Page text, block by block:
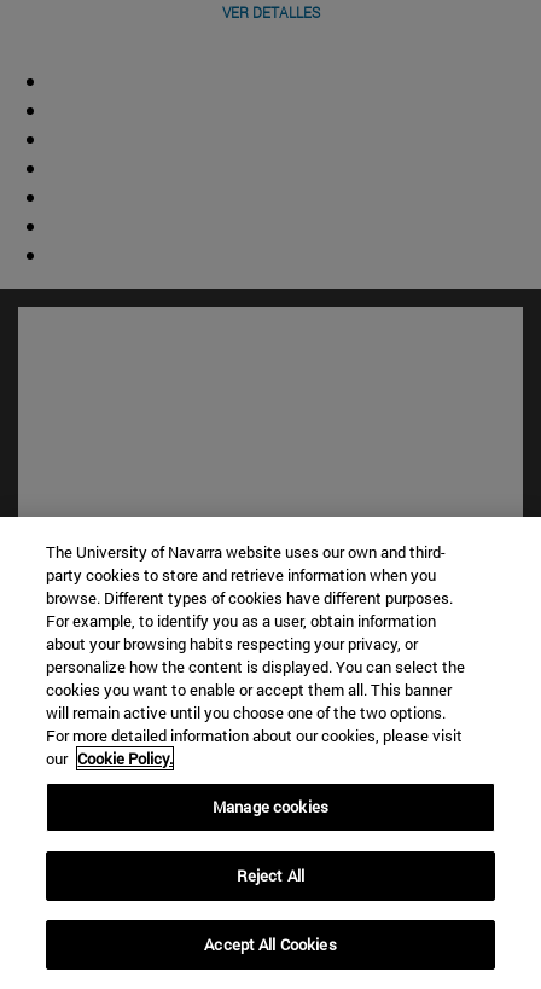
VER DETALLES
Accesos directos
Biblioteca(abre en nueva ventana)
Mi correo(abre en nueva ventana)
Aula virtual ADI(abre en nueva ventana)
Búsqueda de personas(abre en nueva ventana)
Trabaja con nosotros(abre en nueva ventana)
Información
TFNO +34 948 42 56 00
¿QUÉ GRADO TE INTERESA?
¿QUÉ MÁSTER TE INTERESA?
Información legal
The University of Navarra website uses our own and third-
party cookies to store and retrieve information when you
browse. Different types of cookies have different purposes.
For example, to identify you as a user, obtain information
about your browsing habits respecting your privacy, or
personalize how the content is displayed. You can select the
cookies you want to enable or accept them all. This banner
will remain active until you choose one of the two options.
For more detailed information about our cookies, please visit
our Cookie Policy.
Manage cookies
Reject All
Accept All Cookies